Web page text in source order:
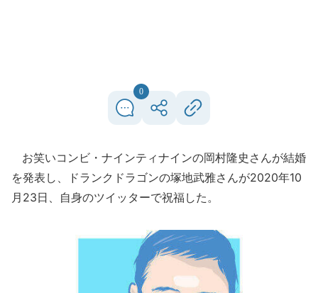
0
お笑いコンビ・ナインティナインの岡村隆史さんが結婚
を発表し、ドランクドラゴンの塚地武雅さんが2020年10
月23日、自身のツイッターで祝福した。